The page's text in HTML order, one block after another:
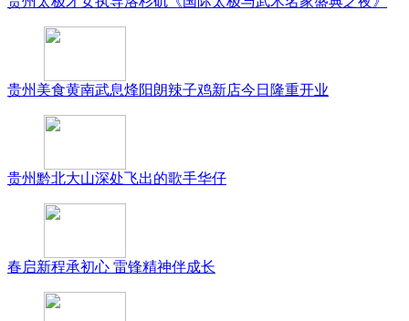
贵州美食黄南武息烽阳朗辣子鸡新店今日隆重开业
贵州黔北大山深处飞出的歌手华仔
春启新程承初心 雷锋精神伴成长